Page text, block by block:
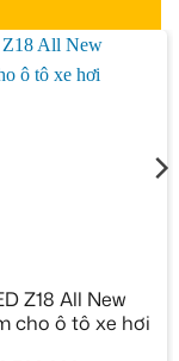
Z18 All New
cho ô tô xe hơi